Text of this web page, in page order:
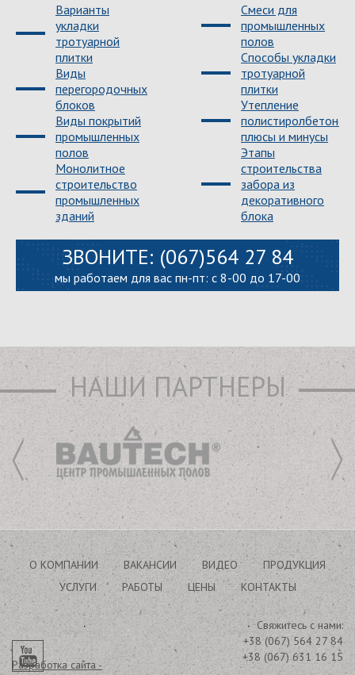
Варианты
укладки
тротуарной
плитки
Виды
перегородочных
блоков
Виды покрытий
промышленных
полов
Монолитное
строительство
промышленных
зданий
Смеси для
промышленных
полов
Способы укладки
тротуарной
плитки
Утепление
плюсы и минусы
Этапы
строительства
забора из
декоративного
блока
ЗВОНИТЕ: (067)564 27 84
мы работаем для вас пн-пт: с 8-00 до 17-00
НАШИ ПАРТНЕРЫ
О КОМПАНИИ ВАКАНСИИ ВИДЕО
ПРОДУКЦИЯ
УСЛУГИ
РАБОТЫ ЦЕНЫ КОНТАКТЫ
Разработка сайта -
Свяжитесь с нами:
+38 (067) 564 27 84
+38 (067) 631 16 15